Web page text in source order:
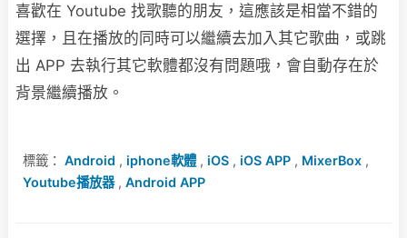
喜歡在 Youtube 找歌聽的朋友，這應該是相當不錯的
選擇，且在播放的同時可以繼續去加入其它歌曲，或跳
出 APP 去執行其它軟體都沒有問題哦，會自動存在於
背景繼續播放。
標籤： Android , iphone軟體, iOS , iOS APP , MixerBox ,
Youtube播放器, Android APP